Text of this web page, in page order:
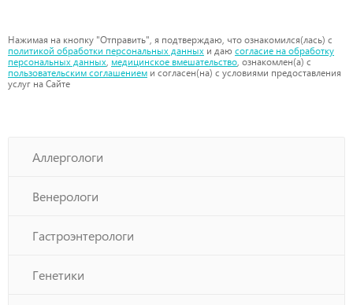
Нажимая на кнопку "Отправить", я подтверждаю, что ознакомился(лась) с
политикой обработки персональных данных и даю согласие на обработку
персональных данных, медицинское вмешательство, ознакомлен(а) с
пользовательским соглашением и согласен(на) с условиями предоставления
услуг на Сайте
Аллергологи
Венерологи
Гастроэнтерологи
Генетики